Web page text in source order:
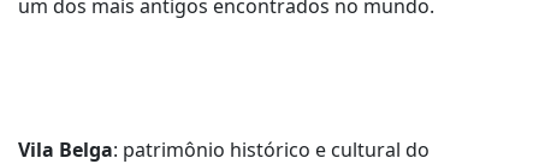
um dos mais antigos encontrados no mundo.
Vila Belga: patrimônio histórico e cultural do